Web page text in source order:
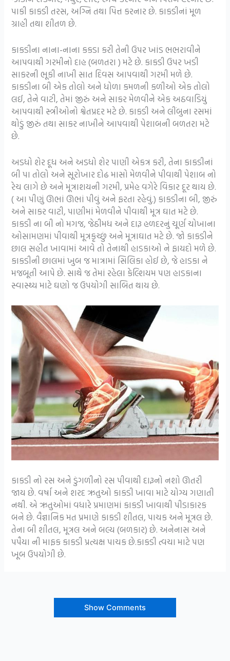
પાકી કાકડી તરસ, અગ્નિ તથા પિત્ત કરનાર છે. કાકડીનાં મૂળ
ગ્રાહી તથા શીતળ છે.
કાકડીના નાના-નાના કકડા કરી તેની ઉપર ખાંડ ભભરાવીને
આપવાથી ગરમીનો દાહ (બળતરા ) મટે છે. કાકડી ઉપર ખડી
સાકરની ભૂકી નાખી સાત દિવસ આપવાથી ગરમી મળે છે.
કાકડીના બી એક તોલો અને ધોળા કમળની કળીઓ એક તોલો
લઈ, તેને વાટી, તેમાં જીરું અને સાકર મેળવીને એક અઠવાડિયું
આપવાથી સ્ત્રીઓનો શ્વેતપ્રદર મટે છે. કાકડી અને લીંબુના રસમાં
થોડું જીરું તથા સાકર નાખીને આપવાથી પેશાબની બળતરા મટે
છે.
અડધો શેર દૂધ અને અડધો શેર પાણી એકત્ર કરી, તેના કાકડીનાં
બી પા તોલો અને સૂરોખાર દોઢ માસો મેળવીને પીવાથી પેશાબ નો
રેચ લાગે છે અને મૂત્રાશયની ગરમી, પ્રમેહ વગેરે વિકાર દૂર થાય છે.
( આ પીણું ઊભાં ઊભાં પીવું અને ફરતા રહેવું.) કાકડીના બી, જીરું
અને સાકર વાટી, પાણીમાં મેળવીને પીવાથી મૂત્ર ઘાત મટે છે.
કાકડી ના બી નો મગજ, જેઠીમધ અને દારૂ હળદરનું ચૂર્ણ ચોખાના
ઓસામણમાં પીવાથી મૂત્રકૃચ્છું અને મૂત્રાઘાત મટે છે. જો કાકડીને
છાલ સહીત ખાવામાં આવે તો તેનાથી હાડકાઓ ને ફાયદો મળે છે.
કાકડીની છાલમાં ખુબ જ માત્રામાં સિલિકા હોઈ છે, જે હાડકા ને
મજબૂતી આપે છે. સાથે જ તેમાં રહેલા કેલ્શિયમ પણ હાડકાના
સ્વાસ્થ્ય માટે ઘણો જ ઉપયોગી સાબિત થાય છે.
કાકડી નો રસ અને ડુંગળીનો રસ પીવાથી દારૂનો નશો ઊતરી
જાય છે. વર્ષા અને શરદ ઋતુઓ કાકડી ખાવા માટે યોગ્ય ગણાતી
નથી. એ ઋતુઓમાં વધારે પ્રમાણમાં કાકડી ખાવાથી પીડાકારક
બને છે. વૈજ્ઞાનિક મત પ્રમાણે કાકડી શીતલ, પાચક અને મૂત્રલ છે.
તેના બી શીતલ, મૂત્રલ અને બલ્ય (બળકાર) છે. અનેનાસ અને
પપૈયા ની માફક કાકડી પ્રત્યક્ષ પાચક છે.કાકડી ત્વચા માટે પણ
ખૂબ ઉપયોગી છે.
Show Comments